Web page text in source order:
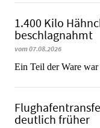
1.400 Kilo
beschlagnahmt
vom 07.08.2026
​​​​​​​Ein Teil der Ware war
deutlich früher